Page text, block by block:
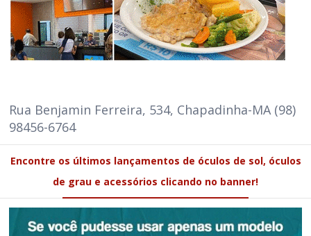
Rua Benjamin Ferreira, 534, Chapadinha-MA (98)
98456-6764
Encontre os últimos lançamentos de óculos de sol, óculos
de grau e acessórios clicando no banner!